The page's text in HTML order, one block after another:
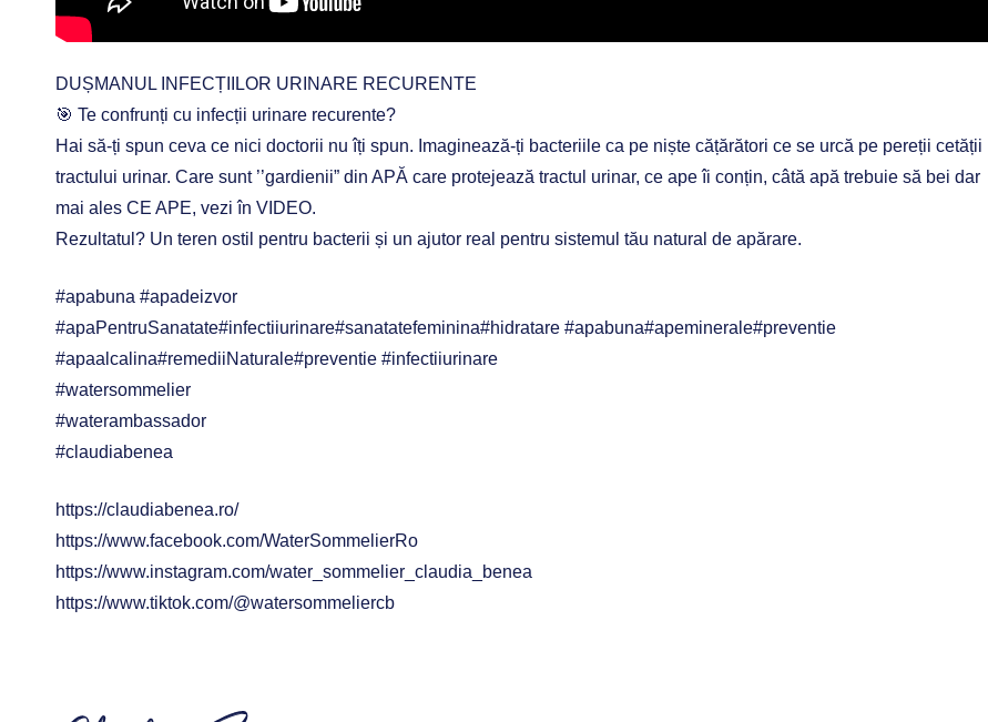
DUȘMANUL INFECȚIILOR URINARE RECURENTE
🎯 Te confrunți cu infecții urinare recurente?
Hai să-ți spun ceva ce nici doctorii nu îți spun. Imaginează-ți bacteriile ca pe niște cățărători ce se urcă pe pereții cetății
tractului urinar. Care sunt ’’gardienii” din APĂ care protejează tractul urinar, ce ape îi conțin, câtă apă trebuie să bei dar
mai ales CE APE, vezi în VIDEO.
Rezultatul? Un teren ostil pentru bacterii și un ajutor real pentru sistemul tău natural de apărare.
#apabuna #apadeizvor
#apaPentruSanatate#infectiiurinare#sanatatefeminina#hidratare #apabuna#apeminerale#preventie
#apaalcalina#remediiNaturale#preventie #infectiiurinare
#watersommelier
#waterambassador
#claudiabenea
https://claudiabenea.ro/
https://www.facebook.com/WaterSommelierRo
https://www.instagram.com/water_sommelier_claudia_benea
https://www.tiktok.com/@watersommeliercb